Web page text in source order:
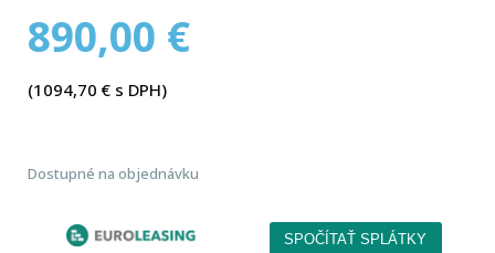
890,00 €
(1094,70€ s DPH)
Dostupné na objednávku